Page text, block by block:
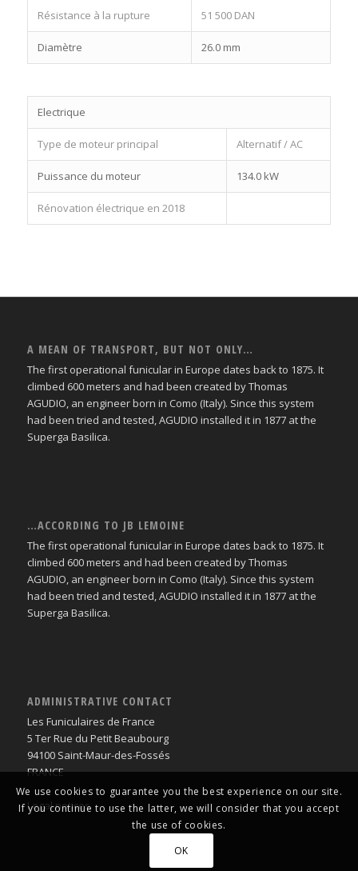
Résistance à la rupture 51 500 DAN
Diamètre 26.0 mm
Electrique
Type de moteur principal Alternatif / AC
Puissance du moteur 134.0 kW
Rénovation électrique en 2018
A MEAN OF TRANSPORT, BUT NOT ONLY…
The first operational funicular in Europe dates back to 1875. It
climbed 600 meters and had been created by Thomas
AGUDIO, an engineer born in Como (Italy). Since this system
had been tried and tested, AGUDIO installed it in 1877 at the
Superga Basilica.
…ACCORDING TO JB LEMOINE
The first operational funicular in Europe dates back to 1875. It
climbed 600 meters and had been created by Thomas
AGUDIO, an engineer born in Como (Italy). Since this system
had been tried and tested, AGUDIO installed it in 1877 at the
Superga Basilica.
ADMINISTRATIVE CONTACT
Les Funiculaires de France
5 Ter Rue du Petit Beaubourg
94100 Saint-Maur-des-Fossés
FRANCE
Legal notices
We use cookies to guarantee you the best experience on our site.
If you continue to use the latter, we will consider that you accept
the use of cookies.
OK